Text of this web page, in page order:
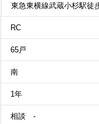
東急東横線武蔵小杉駅徒
RC
65戸
南
1年
相談 -